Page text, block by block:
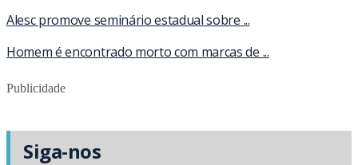
Alesc promove seminário estadual sobre ...
Homem é encontrado morto com marcas de ...
Publicidade
Siga-nos